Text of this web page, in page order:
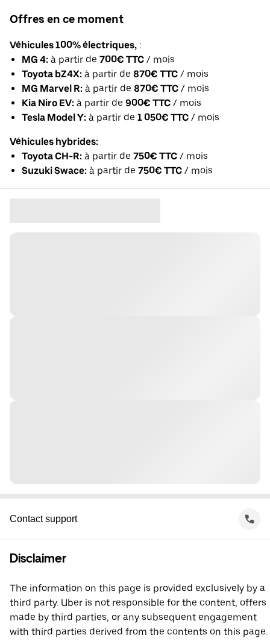
Offres en ce moment
Véhicules 100% électriques, :
MG 4: à partir de 700€ TTC / mois
Toyota bZ4X: à partir de 870€ TTC / mois
MG Marvel R: à partir de 870€ TTC / mois
Kia Niro EV: à partir de 900€ TTC / mois
Tesla Model Y: à partir de 1 050€ TTC / mois
Véhicules hybrides:
Toyota CH-R: à partir de 750€ TTC / mois
Suzuki Swace: à partir de 750€ TTC / mois
Contact support
Disclaimer
The information on this page is provided exclusively by a
third party. Uber is not responsible for the content, offers
made by third parties, or any subsequent engagement
with third parties derived from the contents on this page.